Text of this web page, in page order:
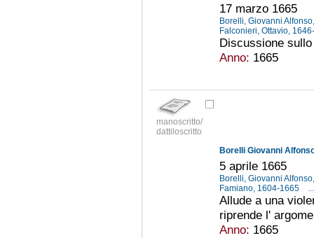
17 marzo 1665
Borelli, Giovanni
Falconieri, Ottavio,
Discussione
Anno: 1665
manoscritto/
dattiloscritto
Borelli Giovanni
5 aprile 1665
Borelli, Giovanni
Famiano, 1604-1665
...
Allude a una
riprende l'
Anno: 1665